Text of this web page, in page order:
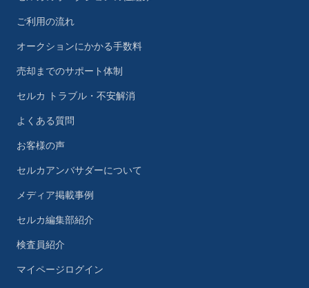
ご利用の流れ
オークションにかかる手数料
売却までのサポート体制
セルカ トラブル・不安解消
よくある質問
お客様の声
セルカアンバサダーについて
メディア掲載事例
セルカ編集部紹介
検査員紹介
マイページログイン